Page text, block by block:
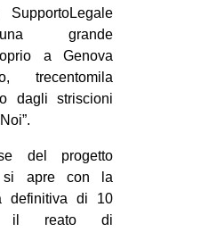
grande
a Genova
trecentomila
dagli striscioni
del progetto
si apre con la
definitiva di 10
il reato di